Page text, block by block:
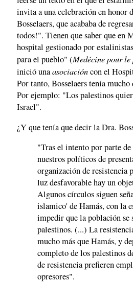
invita a una celebración en honor
Bosselaers, que acababa de
todos!". Tienen que saber que en
hospital gestionado por
para el pueblo" (Medécine pour le
inició unaasociacióncon el
Por tanto, Bosselaers tenía mucho
Por ejemplo: "Los palestinos
Israel".
¿Y que tenía que decir la Dra.
"Tras el intento por parte de
nuestros políticos de
organización de resistencia
luz desfavorable hay un
Algunos círculos siguen
islamico' de Hamás, con la
impedir que la población se
palestinos. (...) La
mucho más que Hamás, y
completo de los palestinos
de resistencia prefieren
opresores".